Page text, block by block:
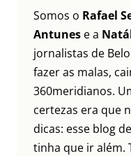
Somos o Rafael
Antunes e a
jornalistas de
fazer as malas,
360meridianos.
certezas era que
dicas: esse blog
tinha que ir além.